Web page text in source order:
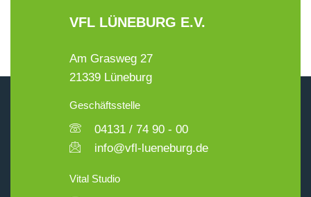
VFL LÜNEBURG E.V.
Am Grasweg 27
21339 Lüneburg
Geschäftsstelle
04131 / 74 90 - 00
info@vfl-lueneburg.de
Vital Studio